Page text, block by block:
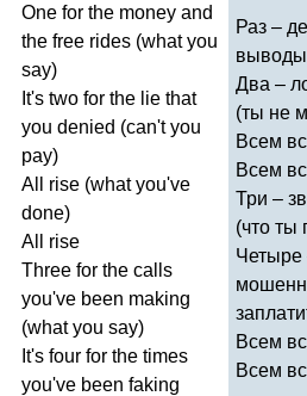
One for the money and
the free rides (what you
say)
It's two for the lie that
you denied (can't you
pay)
All
rise (what you've
done)
All
rise
Three for the calls
you've been making
(what you say)
It's four for the times
you've been faking
Раз –
выводы
Два –
(ты не
Всем
Всем
Три –
(что ты
Четыре
Всем
Всем